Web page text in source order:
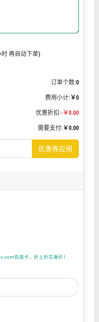
再自动下单)
订单个数:0
费用小计: ￥0
优惠折扣:-￥0.00
需要支付: ￥0.00
优惠券应用
充值卡，折上折实惠价！